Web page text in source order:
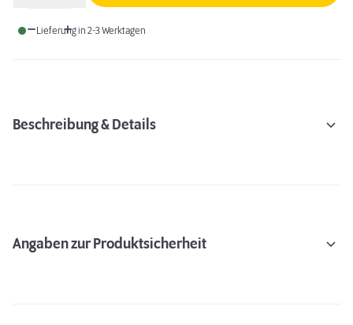
Lieferung in 2-3 Werktagen
Beschreibung & Details
Angaben zur Produktsicherheit